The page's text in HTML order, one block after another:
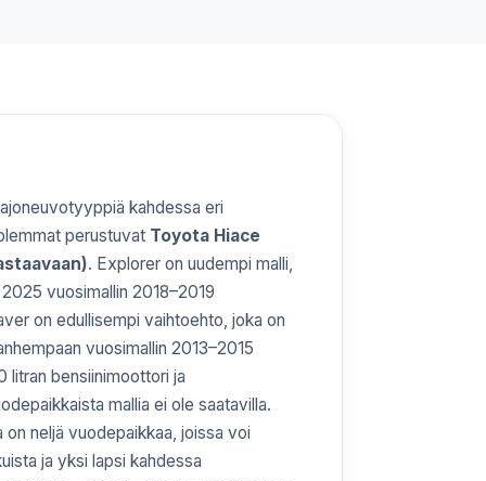
kahdessa eri
perustuvat Toyota Hiace
. Explorer on uudempi malli,
vuosimallin 2018–2019
on edullisempi vaihtoehto, joka on
vuosimallin 2013–2015
litran bensiinimoottori ja
mallia ei ole saatavilla.
neljä vuodepaikkaa, joissa voi
ja yksi lapsi kahdessa